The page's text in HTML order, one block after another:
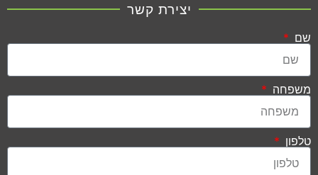
יצירת קשר
שם
משפחה
טלפון